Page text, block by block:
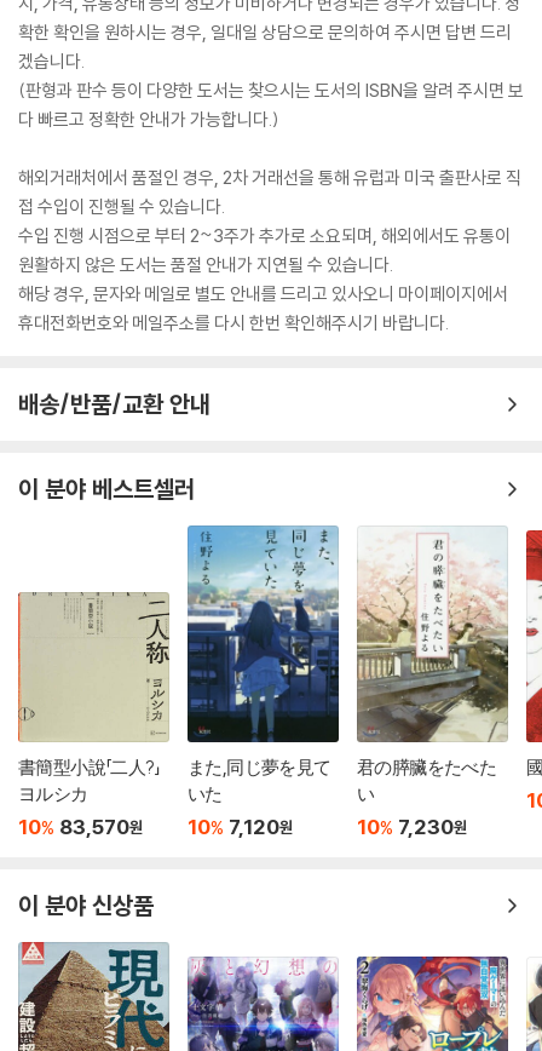
확한 확인을 원하시는 경우, 일대일 상담으로 문의하여 주시면 답변 드리
겠습니다.
(판형과 판수 등이 다양한 도서는 찾으시는 도서의 ISBN을 알려 주시면 보
다 빠르고 정확한 안내가 가능합니다.)
해외거래처에서 품절인 경우, 2차 거래선을 통해 유럽과 미국 출판사로 직
접 수입이 진행될 수 있습니다.
수입 진행 시점으로 부터 2~3주가 추가로 소요되며, 해외에서도 유통이
원활하지 않은 도서는 품절 안내가 지연될 수 있습니다.
해당 경우, 문자와 메일로 별도 안내를 드리고 있사오니 마이페이지에서
휴대전화번호와 메일주소를 다시 한번 확인해주시기 바랍니다.
배송/반품/교환 안내
이 분야 베스트셀러
書簡型小說「二人?」
ヨルシカ
10% 83,570원
また,同じ夢を見て
いた
10% 7,120원
君の膵臟をたべた
い
10% 7,230원
이 분야 신상품